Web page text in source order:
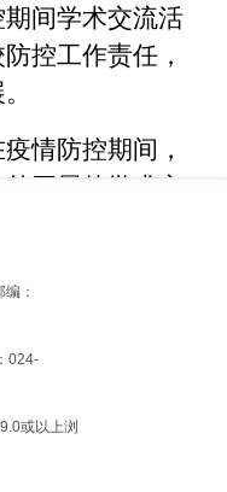
间学术交流活
控工作责任，
情防控期间，
开展的学术交
学院管理为
落实责任制，
防控措施落实
全前提下，促
炎疫情发生
：
024-
或以上浏